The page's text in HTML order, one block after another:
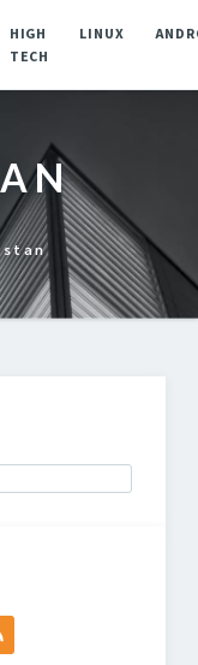
HIGH
TECH
LINUX
RSS